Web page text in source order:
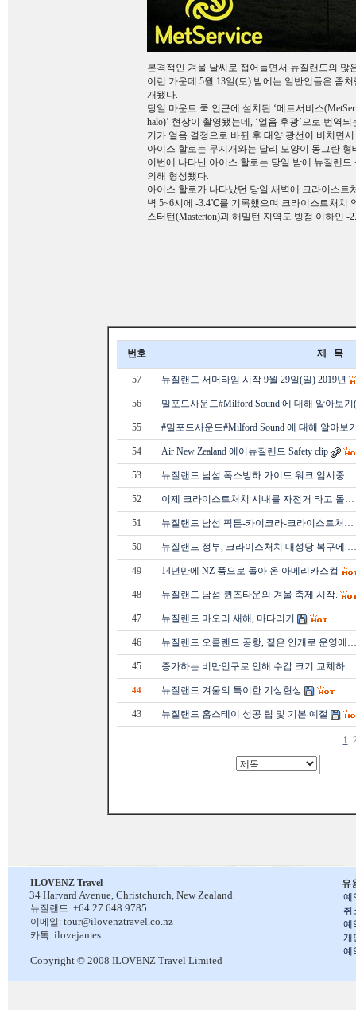
본격적인 겨울 날씨로 접어들면서 뉴질랜드의
이런 가운데 5월 13일(토) 밤에는 일반인들은 좀
개됐다.
당일 마운트 쿡 인근에 설치된 ‘메트서비스
halo)’ 현상이 촬영됐는데, ‘얼음 후광’으로 번역
기가 얼음 결정으로 바뀐 후 태양 광선이 비치면
아이스 할로는 무지개와는 달리 모양이 동그란
이번에 나타난 아이스 할로는 당일 밤에 뉴질랜
의해 형성됐다.
아이스 할로가 나타났던 당일 새벽에 크라이스트
벽 5~6시에 -3.4℃를 기록했으며 크라이스트처치
스터턴(Masterton)과 해밀턴 지역도 빙점 이하인 -
번호 제 목
57 뉴질랜드 서머타임 시작 9월 29일(일) 2019년
56 밀포드사운드#Milford Sound 에 대해 알아보기
55 #밀포드사운드#Milford Sound 에 대해 알아보
54 Air New Zealand 에어뉴질랜드 Safety clip
53 뉴질랜드 남섬 폭스빙하 가이드 워크 임시중…
52 이제 크라이스트처치 시내를 자전거 타고 돌…
51 뉴질랜드 남섬 픽튼-카이코라-크라이스트처…
50 뉴질랜드 정부, 크라이스처치 대성당 복구에 …
49 14년만에 NZ 품으로 돌아 온 아메리카스컵
48 뉴질랜드 남섬 퀸즈타운의 겨울 축제 시작.
47 뉴질랜드 마오리 새해, 마타리키
46 뉴질랜드 오클랜드 공항, 짙은 안개로 운영에…
45 증가하는 비만인구로 인해 수갑 크기 교체하…
44 뉴질랜드 겨울의 특이한 기상현상
43 뉴질랜드 홈스테이 성공 팁 및 기본 예절
1
유
예
취
예
개
예
ILOVENZ Travel
34 Harvard Avenue, Christchurch, New Zealand
뉴질랜드: +64 27 648 9785
이메일: tour@ilovenztravel.co.nz
카톡: ilovejames
Copyright © 2008 ILOVENZ Travel Limited